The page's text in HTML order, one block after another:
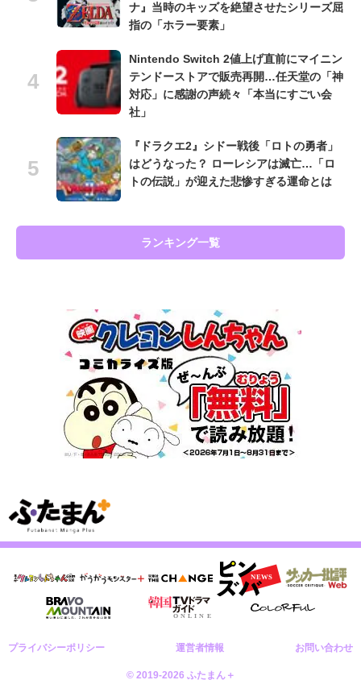
ナ』当時のキッズを絶望させたシリーズ屈
指の「ホラー要素」
Nintendo Switch 2値上げ直前にマイニン
テンドーストアで販売再開…任天堂の「神
対応」に感謝の声続々「本当にすごい会
社」
『ドラクエ2』シドー戦後「ロトの勇者」
はどうなった？ ローレシアは滅亡…「ロ
トの伝説」が迎えた悲惨すぎる運命とは
ランキング一覧
プライバシーポリシー 運営者情報 お問い合わせ
© 2019-2026 ふたまん＋